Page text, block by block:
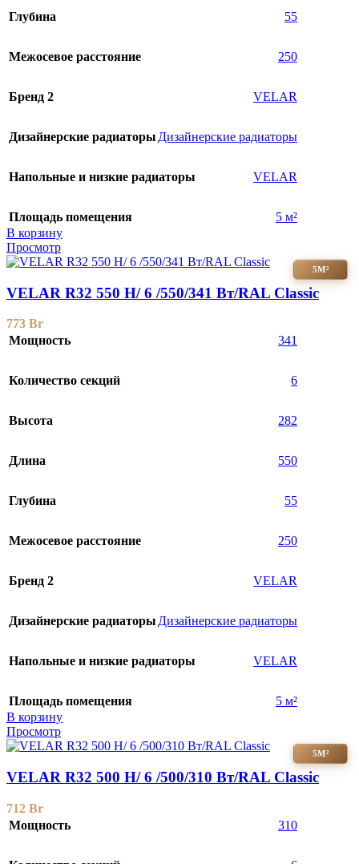
Глубина 55
Межосевое расстояние 250
Бренд 2 VELAR
Дизайнерские радиаторы Дизайнерские радиаторы
Напольные и низкие радиаторы VELAR
Площадь помещения
5 м²
В корзину
Просмотр
5М²
VELAR R32 550 H/ 6 /550/341 Вт/RAL Classic
773 Br
Мощность
341
Количество секций 6
Высота 282
Длина 550
Глубина 55
Межосевое расстояние 250
Бренд 2 VELAR
Дизайнерские радиаторыДизайнерские радиаторы
Напольные и низкие радиаторы VELAR
Площадь помещения
5 м²
В корзину
Просмотр
5М²
VELAR R32 500 H/ 6 /500/310 Вт/RAL Classic
712 Br
Мощность
310